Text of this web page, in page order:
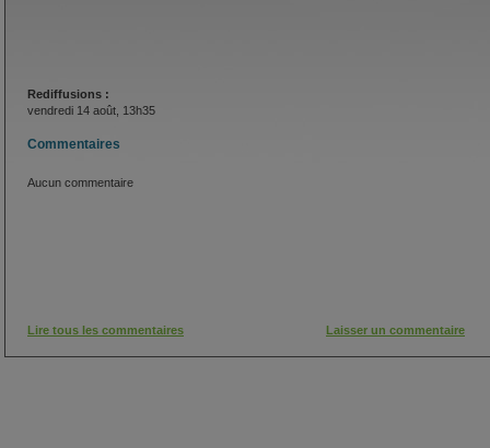
Rediffusions :
vendredi 14 août, 13h35
Commentaires
Aucun commentaire
Lire tous les commentaires Laisser un commentaire